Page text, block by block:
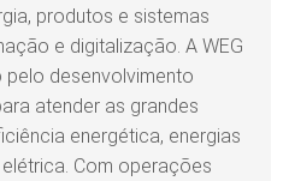
produtos e sistemas
e digitalização. A WEG
desenvolvimento
atender as grandes
energética, energias
Com operações